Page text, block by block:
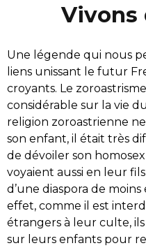
Vivons
Une légende qui nous
liens unissant le futur
croyants. Le
considérable sur la vie
religion zoroastrienne
son enfant, il était très
de dévoiler son
voyaient aussi en leur
d’une diaspora de
effet, comme il est
étrangers à leur culte,
sur leurs enfants pour